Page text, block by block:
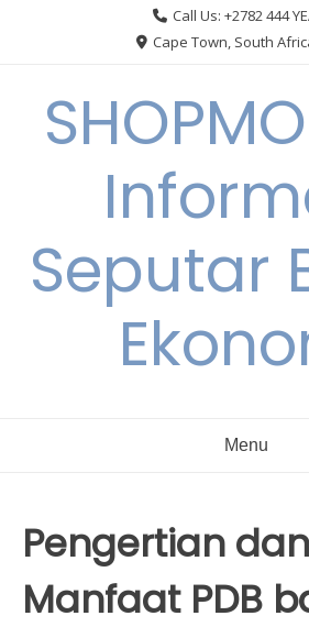
Call Us: +2782 444
Cape Town, South
Seputar
Menu
Pengertian dan
Manfaat PDB